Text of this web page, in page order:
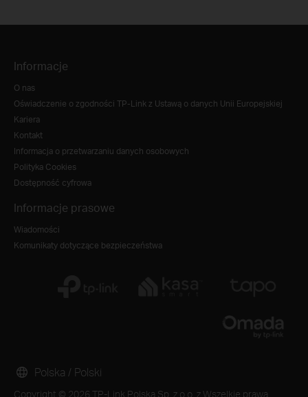
Informacje
O nas
Oświadczenie o zgodności TP-Link z Ustawą o danych Unii Europejskiej
Kariera
Kontakt
Informacja o przetwarzaniu danych osobowych
Polityka Cookies
Dostępność cyfrowa
Informacje prasowe
Wiadomości
Komunikaty dotyczące bezpieczeństwa
Copyright © 2026 TP-Link Polska Sp. z o.o. z Wszelkie prawa
Polska / Polski